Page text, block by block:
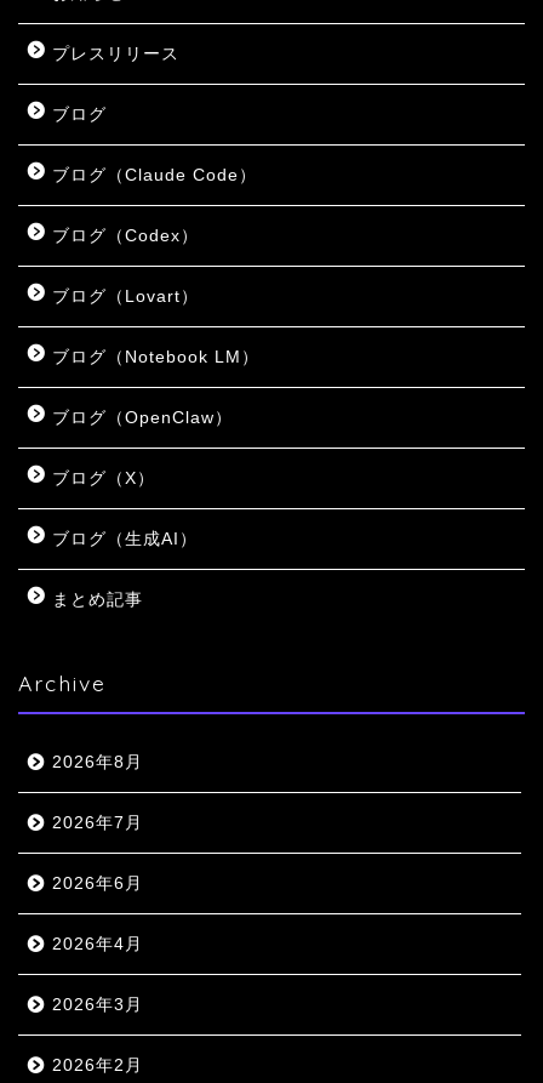
プレスリリース
ブログ
ブログ（Claude Code）
ブログ（Codex）
ブログ（Lovart）
ブログ（Notebook LM）
ブログ（OpenClaw）
ブログ（X）
ブログ（生成AI）
まとめ記事
Archive
2026年8月
2026年7月
2026年6月
2026年4月
2026年3月
2026年2月